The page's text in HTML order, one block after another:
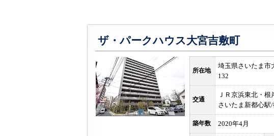
ザ・パークハウス大宮吉敷町
所在地
埼玉県さいたま市
132
交通
ＪＲ京浜東北・根
さいたま新都心駅
築年数 2020年4月